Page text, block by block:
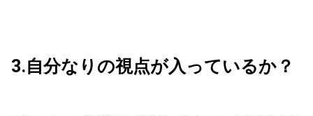
3.自分なりの視点が入っているか？